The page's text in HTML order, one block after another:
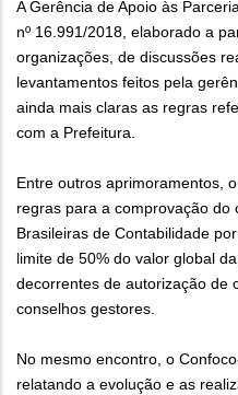
A Gerência de Apoio às
nº 16.991/2018, elaborado a
organizações, de discussões
levantamentos feitos pela
ainda mais claras as regras
com a Prefeitura.
Entre outros aprimoramentos,
regras para a comprovação do
Brasileiras de Contabilidade
limite de 50% do valor global
decorrentes de autorização de
conselhos gestores.
No mesmo encontro, o
relatando a evolução e as